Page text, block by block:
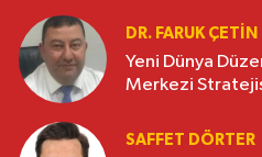
DR. FARUK ÇETİN
Yeni Dünya
Merkezi
SAFFET DÖRTER